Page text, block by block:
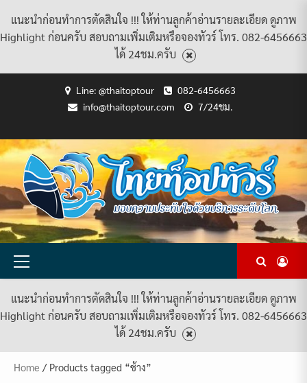
แนะนำก่อนทำการตัดสินใจ !!! ให้ท่านลูกค้าอ่านรายละเอียด ดูภาพ
Highlight ก่อนครับ สอบถามเพิ่มเติมหรือจองทัวร์ โทร. 082-6456663
ได้ 24ชม.ครับ
Line: @thaitoptour
082-6456663
info@thaitoptour.com
7/24ชม.
USACCOUNT
POLICY
AND
CONDITIONS
แพ็คเกจ
ทัวร์
ทั้งหมด
ต้อนรับ
สู่
ไทย
ท็อป
ทัวร์
กับ
เรา
ทัวร์
ทั้งหมด
Primary
แนะนำก่อนทำการตัดสินใจ !!! ให้ท่านลูกค้าอ่านรายละเอียด ดูภาพ
Highlight ก่อนครับ สอบถามเพิ่มเติมหรือจองทัวร์ โทร. 082-6456663
ได้ 24ชม.ครับ
Home / Products tagged “ช้าง”